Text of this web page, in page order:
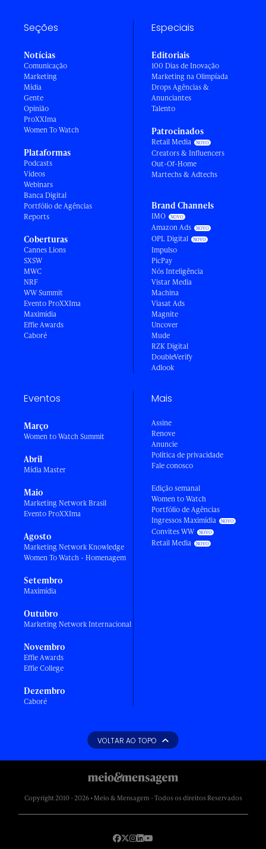
Seções
Notícias
Comunicação
Marketing
Mídia
Gente
Opinião
ProXXIma
Women To Watch
Plataformas
Podcasts
Vídeos
Webinars
Banca Digital
Portfólio de Agências
Reports
Coberturas
Cannes Lions
SXSW
MWC
NRF
WW Summit
Evento ProXXIma
Maximídia
Effie Awards
Caboré
Especiais
Editoriais
100 Dias de Inovação
Marketing na Olimpíada
Drops Agências &
Anunciantes
Talento
Patrocinados
Retail Media
Creators & Influencers
Out-Of-Home
Martechs & Adtechs
Brand Channels
IMO
Amazon Ads
OPL Digital
Impulso
PicPay
Nós Inteligência
Vistar Media
Machina
Viasat Ads
Magnite
Uncover
Mude
RZK Digital
DoubleVerify
Adlook
Eventos
Março
Women to Watch Summit
Abril
Mídia Master
Maio
Marketing Network Brasil
Evento ProXXIma
Agosto
Marketing Network Knowledge
Women To Watch - Homenagem
Setembro
Maximídia
Outubro
Marketing Network Internacional
Novembro
Effie Awards
Effie College
Dezembro
Caboré
Mais
Assine
Renove
Anuncie
Política de privacidade
Fale conosco
Edição semanal
Women to Watch
Portfólio de Agências
Ingressos Maximídia
Convites WW
Retail Media
VOLTAR AO TOPO
Copyright 2010 - 2026 • Meio & Mensagem - Todos os direitos Reservados